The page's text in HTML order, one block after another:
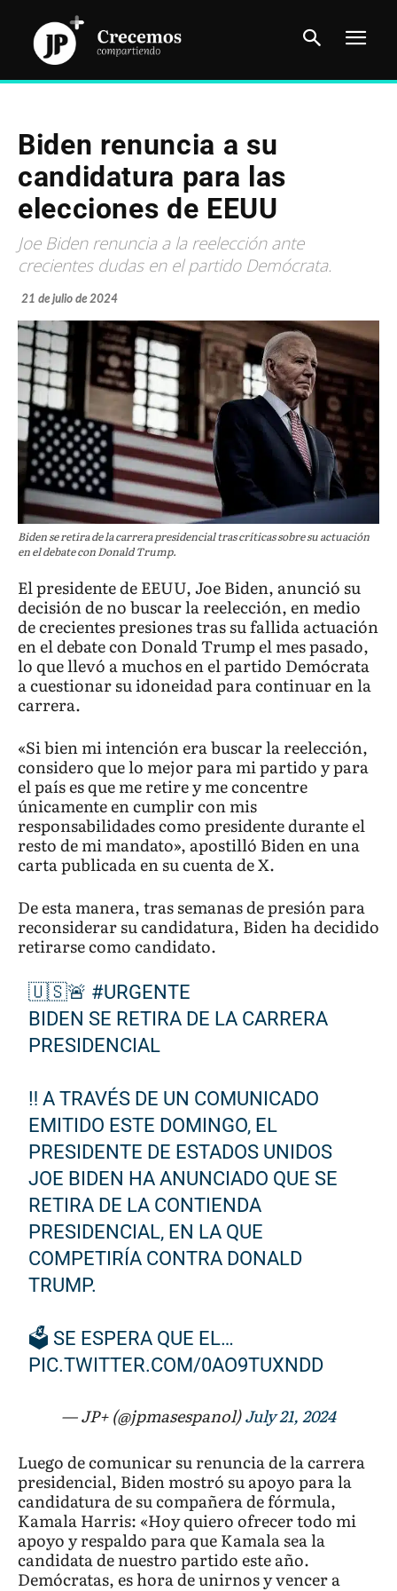
Biden renuncia a su
candidatura para las
elecciones de EEUU
Joe Biden renuncia a la reelección ante
crecientes dudas en el partido Demócrata.
21 de julio de 2024
Biden se retira de la carrera presidencial tras críticas sobre su actuación
en el debate con Donald Trump.
El presidente de EEUU, Joe Biden, anunció su
decisión de no buscar la reelección, en medio
de crecientes presiones tras su fallida actuación
en el debate con Donald Trump el mes pasado,
lo que llevó a muchos en el partido Demócrata
a cuestionar su idoneidad para continuar en la
carrera.
«Si bien mi intención era buscar la reelección,
considero que lo mejor para mi partido y para
el país es que me retire y me concentre
únicamente en cumplir con mis
responsabilidades como presidente durante el
resto de mi mandato», apostilló Biden en una
carta publicada en su cuenta de X.
De esta manera, tras semanas de presión para
reconsiderar su candidatura, Biden ha decidido
retirarse como candidato.
🇺🇸🚨 #URGENTE
BIDEN SE RETIRA DE LA CARRERA
PRESIDENCIAL
‼️ A TRAVÉS DE UN COMUNICADO
EMITIDO ESTE DOMINGO, EL
PRESIDENTE DE ESTADOS UNIDOS
JOE BIDEN HA ANUNCIADO QUE SE
RETIRA DE LA CONTIENDA
PRESIDENCIAL, EN LA QUE
COMPETIRÍA CONTRA DONALD
TRUMP.
🗳️ SE ESPERA QUE EL…
PIC.TWITTER.COM/0AO9TUXNDD
— JP+ (@jpmasespanol)July 21, 2024
Luego de comunicar su renuncia de la carrera
presidencial, Biden mostró su apoyo para la
candidatura de su compañera de fórmula,
Kamala Harris: «Hoy quiero ofrecer todo mi
apoyo y respaldo para que Kamala sea la
candidata de nuestro partido este año.
Demócratas, es hora de unirnos y vencer a